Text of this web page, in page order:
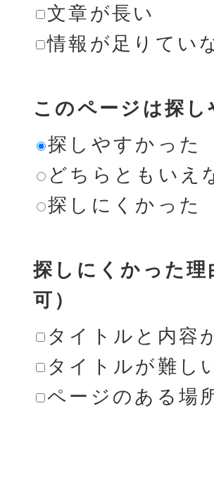
文章が長い
情報が足りてい
このページは探
探しやすかった
どちらともいえ
探しにくかった
探しにくかった
可）
タイトルと内容
タイトルが難し
ページのある場